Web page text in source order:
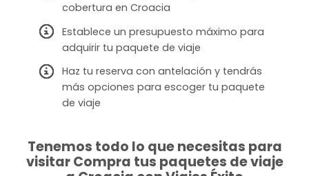
cobertura en Croacia
Establece un presupuesto máximo para
adquirir tu paquete de viaje
Haz tu reserva con antelación y tendrás
más opciones para escoger tu paquete
de viaje
Tenemos todo lo que necesitas para
visitar Compra tus paquetes de viaje